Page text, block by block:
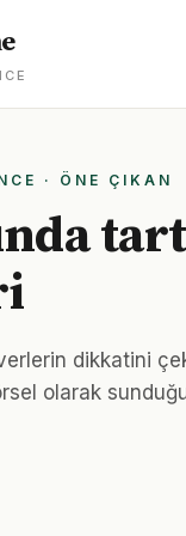
· ÖNE ÇIKAN
dikkatini
olarak